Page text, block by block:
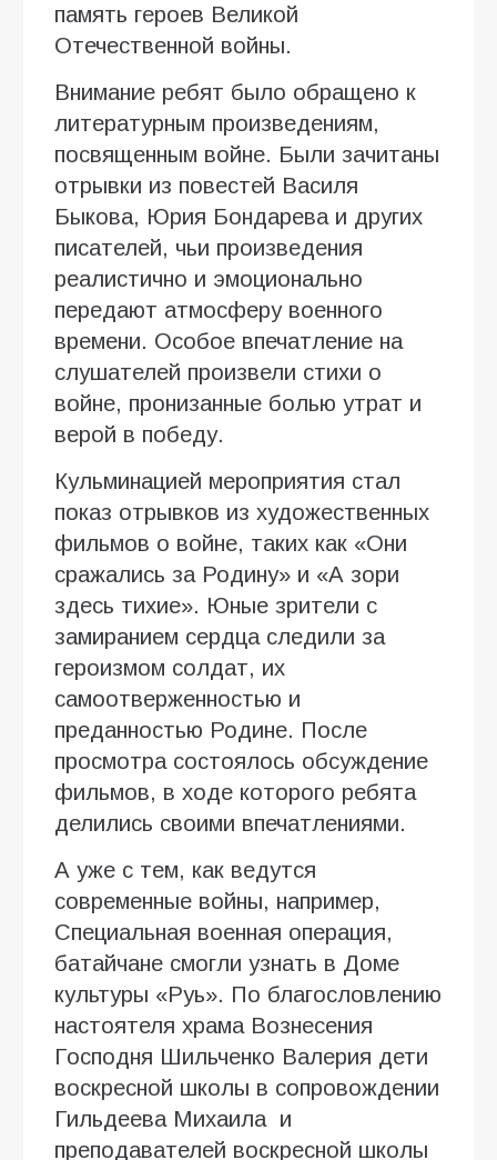
память героев Великой
Отечественной войны.
Внимание ребят было обращено к
литературным произведениям,
посвященным войне. Были зачитаны
отрывки из повестей Василя
Быкова, Юрия Бондарева и других
писателей, чьи произведения
реалистично и эмоционально
передают атмосферу военного
времени. Особое впечатление на
слушателей произвели стихи о
войне, пронизанные болью утрат и
верой в победу.
Кульминацией мероприятия стал
показ отрывков из художественных
фильмов о войне, таких как «Они
сражались за Родину» и «А зори
здесь тихие». Юные зрители с
замиранием сердца следили за
героизмом солдат, их
самоотверженностью и
преданностью Родине. После
просмотра состоялось обсуждение
фильмов, в ходе которого ребята
делились своими впечатлениями.
А уже с тем, как ведутся
современные войны, например,
Специальная военная операция,
батайчане смогли узнать в Доме
культуры «Руь». По благословлению
настоятеля храма Вознесения
Господня Шильченко Валерия дети
воскресной школы в сопровождении
Гильдеева Михаила и
преподавателей воскресной школы